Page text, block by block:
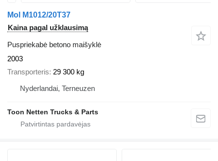
Mol M1012/20T37
Kaina pagal užklausimą
Puspriekabė betono maišyklė
2003
Transporteris 29 300 kg
Nyderlandai, Terneuzen
Toon Netten Trucks & Parts